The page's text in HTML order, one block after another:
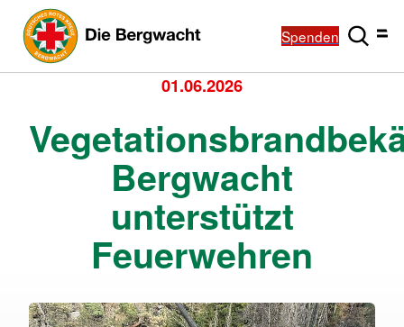
Spenden
01.06.2026
Bergwacht
unterstützt
Feuerwehren